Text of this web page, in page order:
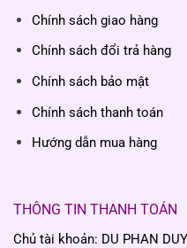
Chính sách giao hàng
Chính sách đổi trả hàng
Chính sách bảo mật
Chính sách thanh toán
Hướng dẫn mua hàng
THÔNG TIN THANH TOÁN
Chủ tài khoản: DU PHAN